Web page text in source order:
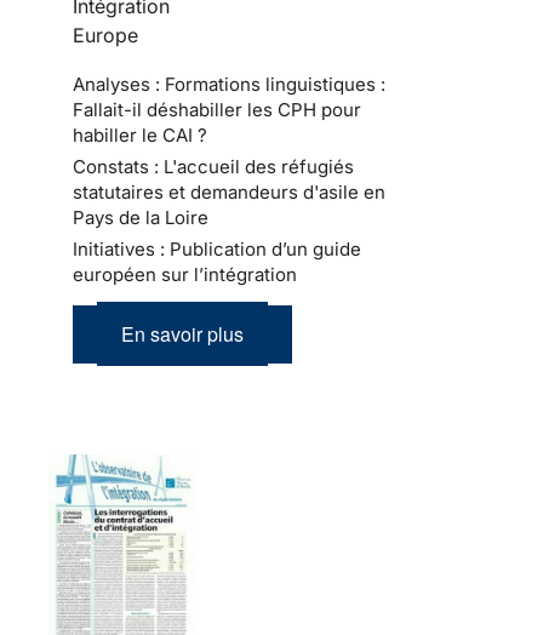
Intégration
Europe
Analyses : Formations linguistiques :
Fallait-il déshabiller les CPH pour
habiller le CAI ?
Constats : L'accueil des réfugiés
statutaires et demandeurs d'asile en
Pays de la Loire
Initiatives : Publication d’un guide
européen sur l’intégration
En savoir plus